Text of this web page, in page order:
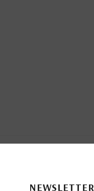
NEWSLETTER